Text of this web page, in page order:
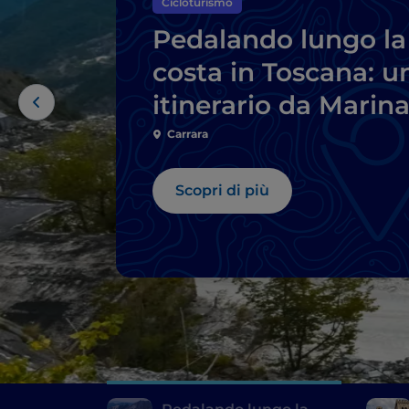
Pedalando lungo la
costa in Toscana:
itinerario da Marina
di Carrara a Livorno
Carrara
Scopri di più